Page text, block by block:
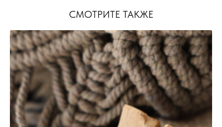
СМОТРИТЕ ТАКЖЕ
ул. Чайковского, д.54
САНКТ-ПЕТЕРБУРГ, БУТИК
ул. Володи Головатого, д. 313
КРАСНОДАР, ТЦ «ГАЛЕРЕЯ»